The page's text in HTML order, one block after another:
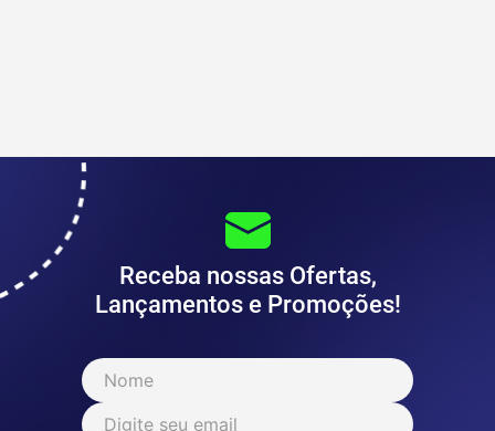
Receba nossas Ofertas,
Lançamentos e Promoções!